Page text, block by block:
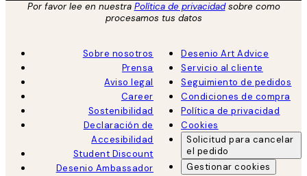
Por favor lee en nuestra Política de privacidadsobre como
procesamos tus datos
Sobre nosotros
Prensa
Aviso legal
Career
Sostenibilidad
Declaración de
Accesibilidad
Student Discount
Desenio Ambassador
Desenio Art Advice
Servicio al cliente
Seguimiento de pedidos
Condiciones de compra
Política de privacidad
Cookies
Solicitud para cancelar
el pedido
Gestionar cookies